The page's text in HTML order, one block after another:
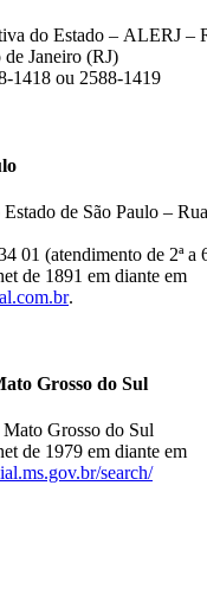
do Estado – ALERJ –
Janeiro (RJ)
1418 ou 2588-1419
de São Paulo –
01 (atendimento de 2ª a
de 1891 em diante em
.
Grosso do Sul
Grosso do Sul
de 1979 em diante em
search/